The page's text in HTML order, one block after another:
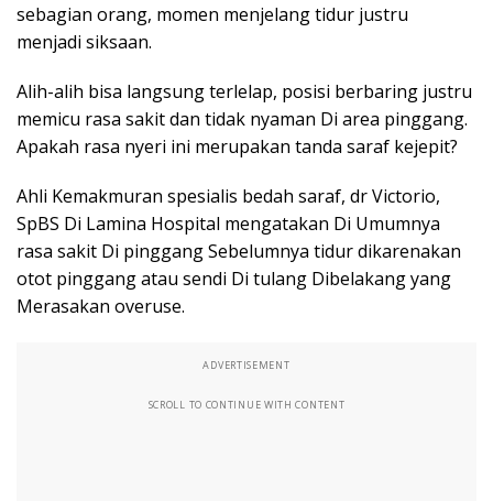
sebagian orang, momen menjelang tidur justru
menjadi siksaan.
Alih-alih bisa langsung terlelap, posisi berbaring justru
memicu rasa sakit dan tidak nyaman Di area pinggang.
Apakah rasa nyeri ini merupakan tanda saraf kejepit?
Ahli Kemakmuran spesialis bedah saraf, dr Victorio,
SpBS Di Lamina Hospital mengatakan Di Umumnya
rasa sakit Di pinggang Sebelumnya tidur dikarenakan
otot pinggang atau sendi Di tulang Dibelakang yang
Merasakan overuse.
ADVERTISEMENT
SCROLL TO CONTINUE WITH CONTENT